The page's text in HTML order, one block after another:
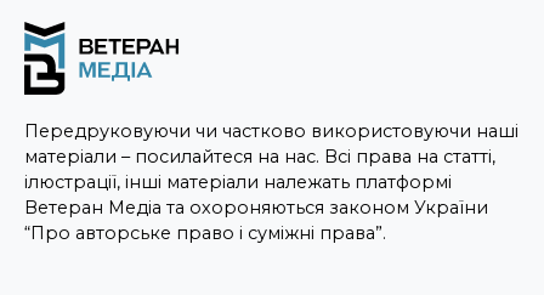
Передруковуючи чи частково використовуючи наші
матеріали – посилайтеся на нас. Всі права на статті,
ілюстрації, інші матеріали належать платформі
Ветеран Медіа та охороняються законом України
“Про авторське право і суміжні права”.